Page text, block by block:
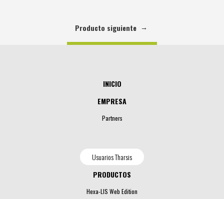
Producto siguiente →
INICIO
EMPRESA
Partners
Usuarios Tharsis
PRODUCTOS
Hexa-LIS Web Edition